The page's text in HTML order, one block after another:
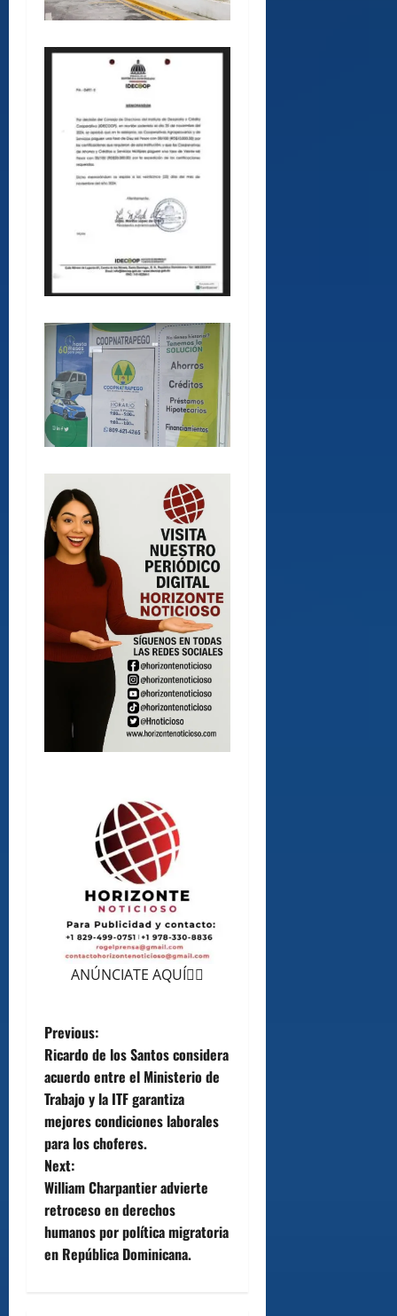
ANÚNCIATE AQUÍ👆🏻
P
o
s
t
n
a
v
Previous:
Ricardo de los Santos considera
acuerdo entre el Ministerio de
Trabajo y la ITF garantiza
mejores condiciones laborales
para los choferes.
Next:
William Charpantier advierte
retroceso en derechos
humanos por política migratoria
en República Dominicana.